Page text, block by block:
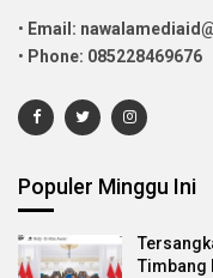
• Email:
• Phone: 085228469676
Populer Minggu Ini
Timbang